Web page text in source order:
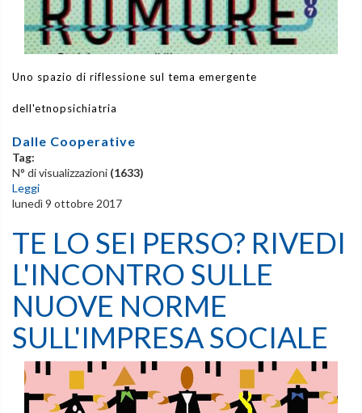
Uno spazio di riflessione sul tema emergente
dell'etnopsichiatria
Dalle Cooperative
Tag:
N° di visualizzazioni (1633)
Leggi
lunedì 9 ottobre 2017
TE LO SEI PERSO? RIVEDI
L'INCONTRO SULLE
NUOVE NORME
SULL'IMPRESA SOCIALE